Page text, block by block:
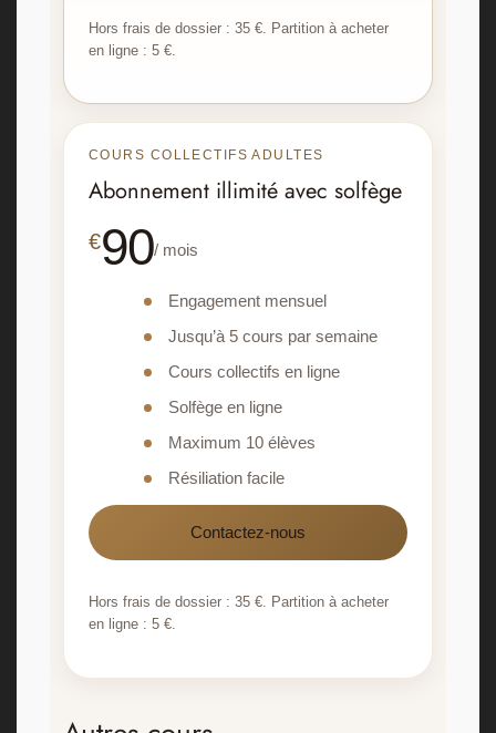
Hors frais de dossier : 35 €. Partition à acheter
en ligne : 5 €.
COURS COLLECTIFS ADULTES
Abonnement illimité avec solfège
€90/ mois
Engagement mensuel
Jusqu’à 5 cours par semaine
Cours collectifs en ligne
Solfège en ligne
Maximum 10 élèves
Résiliation facile
Contactez-nous
Hors frais de dossier : 35 €. Partition à acheter
en ligne : 5 €.